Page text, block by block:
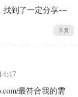
到了一定分享~~
回复
最符合我的需